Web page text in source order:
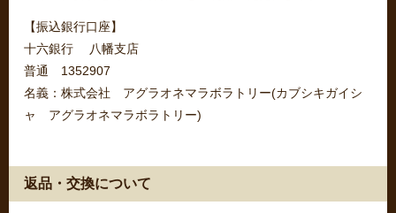
【振込銀行口座】
十六銀行 八幡支店
普通 1352907
名義：株式会社 アグラオネマラボラトリー(カブシキガイシ
ャ アグラオネマラボラトリー)
返品・交換について